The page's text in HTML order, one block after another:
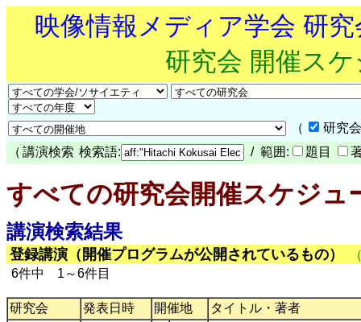
映像情報メディア学会 研
研究会 開催ス
（
研究
（ 講演検索 検索語: / 範囲: 題目
すべての研究会開催スケジュ
講演検索結果
登録講演（開催プログラムが公開されているもの）
6件中 1～6件目
研究会 発表日時 開催地 タイトル・著者